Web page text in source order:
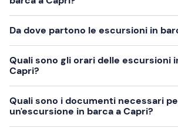
Da dove partono le escursioni in
Quali sono gli orari delle escursioni
Capri?
Quali sono i documenti necessari
un'escursione in barca a Capri?